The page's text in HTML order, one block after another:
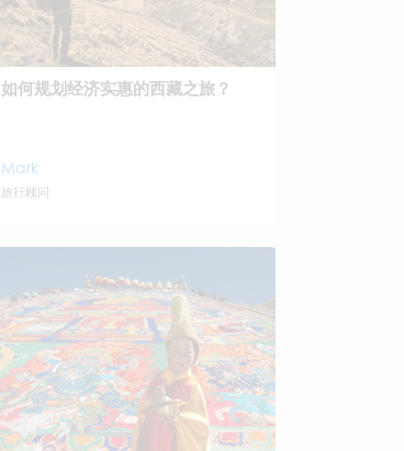
如何规划经济实惠的西藏之旅？
Mark
旅行顾问